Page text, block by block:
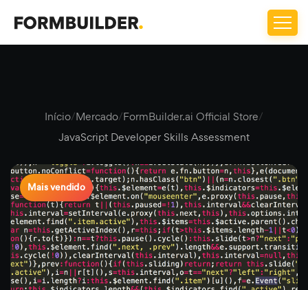
Início/Mercado/FormBuilder.ai Official Store/
JavaScript Developer Skills Assessment
Mais vendido